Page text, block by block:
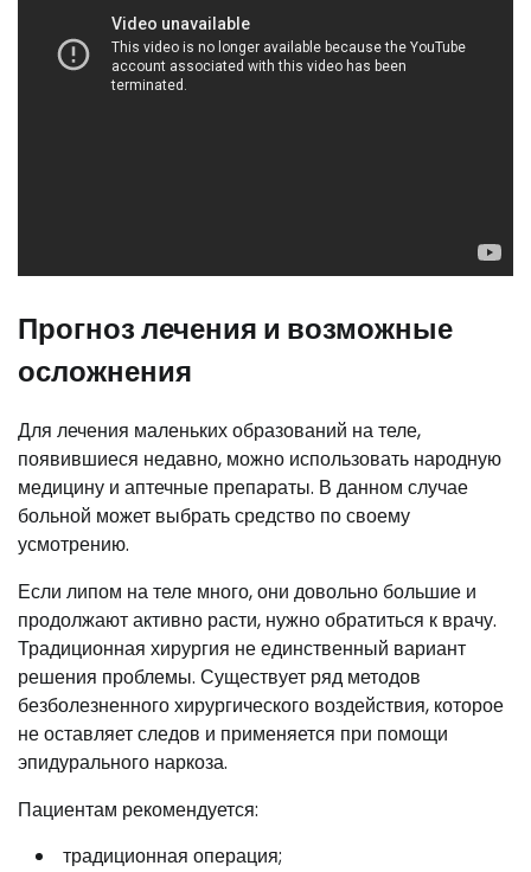
Прогноз лечения и возможные
осложнения
Для лечения маленьких образований на теле,
появившиеся недавно, можно использовать народную
медицину и аптечные препараты. В данном случае
больной может выбрать средство по своему
усмотрению.
Если липом на теле много, они довольно большие и
продолжают активно расти, нужно обратиться к врачу.
Традиционная хирургия не единственный вариант
решения проблемы. Существует ряд методов
безболезненного хирургического воздействия, которое
не оставляет следов и применяется при помощи
эпидурального наркоза.
Пациентам рекомендуется:
традиционная операция;